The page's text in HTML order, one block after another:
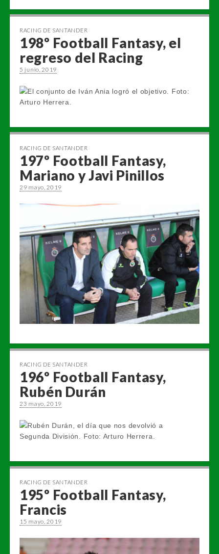
RACING DE SANTANDER
198º Football Fantasy, el
regreso del Racing
5 junio, 2019
RACING DE SANTANDER
197º Football Fantasy,
Mariano y Javi Pinillos
29 mayo, 2019
RACING DE SANTANDER
196º Football Fantasy,
Rubén Durán
23 mayo, 2019
RACING DE SANTANDER
195º Football Fantasy,
Francis
15 mayo, 2019